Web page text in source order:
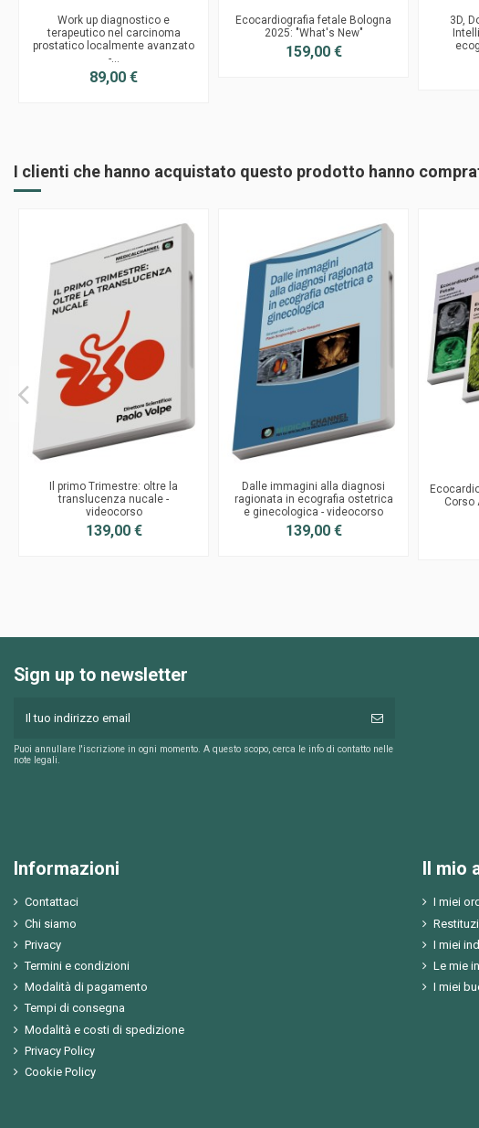
Work up diagnostico e
terapeutico nel carcinoma
prostatico localmente avanzato
-...
89,00 €
Ecocardiografia fetale Bologna
2025: "What's New"
159,00 €
3D,
I clienti che hanno acquistato questo prodotto hanno
Il primo Trimestre: oltre la
translucenza nucale -
videocorso
139,00 €
Dalle immagini alla diagnosi
ragionata in ecografia ostetrica
e ginecologica - videocorso
139,00 €
Corso
Sign up to newsletter
Puoi annullare l'iscrizione in ogni momento. A questo scopo, cerca le info di contatto nelle
note legali.
Informazioni
Contattaci
Chi siamo
Privacy
Termini e condizioni
Modalità di pagamento
Tempi di consegna
Modalità e costi di spedizione
Privacy Policy
Cookie Policy
Il mio
I miei
I miei
Le mie
I miei